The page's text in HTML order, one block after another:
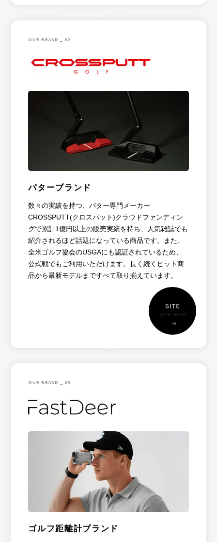
OUR BRAND _ 02
パターブランド
数々の実績を持つ、パター専門メーカー
CROSSPUTT(クロスパット)クラウドファンディン
グで累計1億円以上の販売実績を持ち、人気雑誌でも
紹介されるほど話題になっている商品です。また、
全米ゴルフ協会のUSGAにも認証されているため、
公式戦でもご利用いただけます。長く続くヒット商
品から最新モデルまですべて取り揃えています。
OUR BRAND _ 03
ゴルフ距離計ブランド